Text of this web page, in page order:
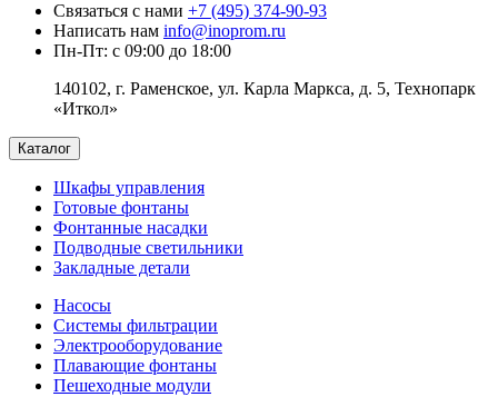
Связаться с нами +7 (495) 374-90-93
Написать нам info@inoprom.ru
Пн-Пт: с 09:00 до 18:00
140102, г. Раменское, ул. Карла Маркса, д. 5, Технопарк
«Иткол»
Каталог
Шкафы управления
Готовые фонтаны
Фонтанные насадки
Подводные светильники
Закладные детали
Насосы
Системы фильтрации
Электрооборудование
Плавающие фонтаны
Пешеходные модули